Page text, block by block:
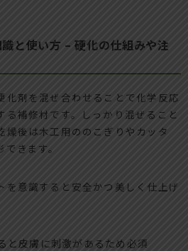
と使い方 – 硬化の仕組みや注
化剤を混ぜ合わせることで化学反応
る補修材です。しっかり混ぜること
燥後は木工用ののこぎりやカッタ
きます。
を意識すると安全かつ美しく仕上げ
と皮膚に刺激があるため必須